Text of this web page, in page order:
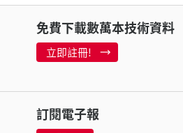
免費下載數萬本技術資料
立即註冊!
訂閱電子報